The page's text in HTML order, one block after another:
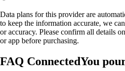
Data plans for this provider are
to keep the information accurate, we
or accuracy. Please confirm all details
or app before purchasing.
FAQ ConnectedYou